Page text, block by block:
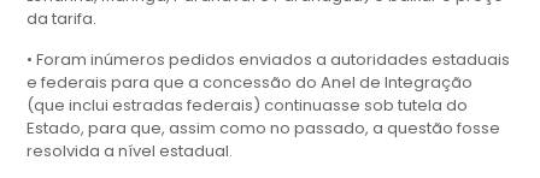
da tarifa.
• Foram inúmeros pedidos enviados a autoridades estaduais
e federais para que a concessão do Anel de Integração
(que inclui estradas federais) continuasse sob tutela do
Estado, para que, assim como no passado, a questão fosse
resolvida a nível estadual.